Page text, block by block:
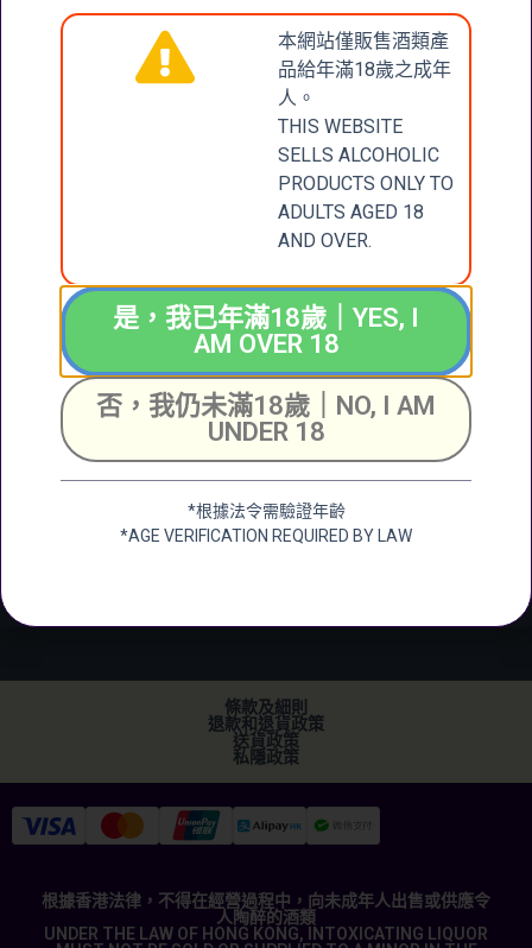
CONTACT
+852 6388 4444
加微信
張記國際洋酒有限公
司
CHEUNG KEE
INTERNATIONAL
新界大圍成運道25-27
號成全工業大廈地下2
Unit 2, G/F, Shing
Chuen Industrial
Building, 25 Shing
Wan Road, Tai Wai,
New Territerory
+852 2682 6366
條款及細則
退款和退貨政策
送貨政策
私隱政策
根據香港法律，不得在經營過程中，向未成年人出售或供應令
人陶醉的酒類
UNDER THE LAW OF HONG KONG, INTOXICATING LIQUOR
本網站僅販售酒類產
品給年滿18歲之成年
人。
THIS WEBSITE
SELLS ALCOHOLIC
PRODUCTS ONLY TO
ADULTS AGED 18
AND OVER.
是，我已年滿18歲｜YES, I
AM OVER 18
否，我仍未滿18歲｜NO, I AM
UNDER 18
*根據法令需驗證年齡
*AGE VERIFICATION REQUIRED BY LAW